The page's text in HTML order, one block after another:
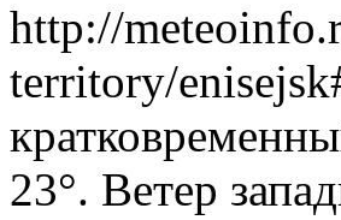
http://
territory/
23°. Ветер